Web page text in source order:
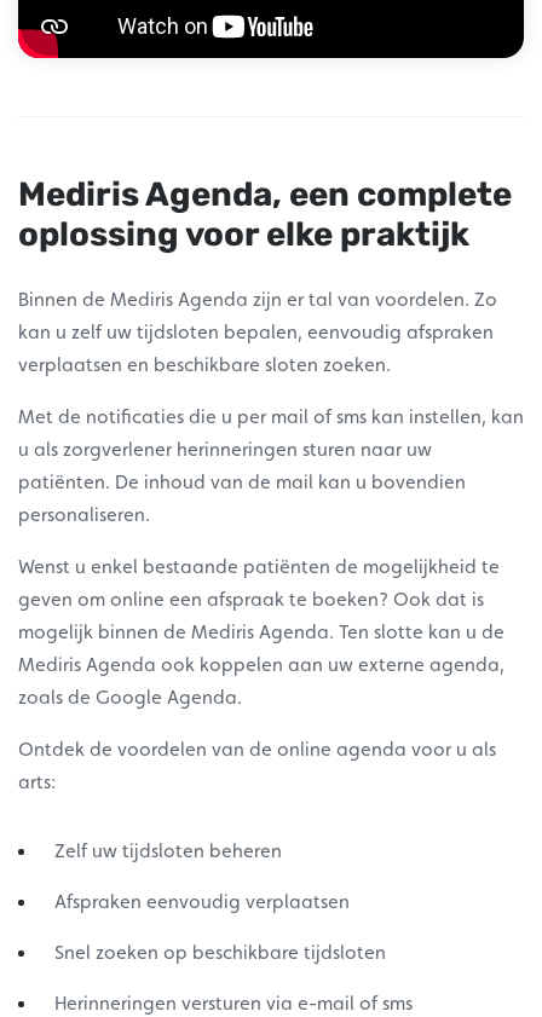
Mediris Agenda, een complete
oplossing voor elke praktijk
Binnen de Mediris Agenda zijn er tal van voordelen. Zo
kan u zelf uw tijdsloten bepalen, eenvoudig afspraken
verplaatsen en beschikbare sloten zoeken.
Met de notificaties die u per mail of sms kan instellen, kan
u als zorgverlener herinneringen sturen naar uw
patiënten. De inhoud van de mail kan u bovendien
personaliseren.
Wenst u enkel bestaande patiënten de mogelijkheid te
geven om online een afspraak te boeken? Ook dat is
mogelijk binnen de Mediris Agenda. Ten slotte kan u de
Mediris Agenda ook koppelen aan uw externe agenda,
zoals de Google Agenda.
Ontdek de voordelen van de online agenda voor u als
arts:
Zelf uw tijdsloten beheren
Afspraken eenvoudig verplaatsen
Snel zoeken op beschikbare tijdsloten
Herinneringen versturen via e-mail of sms